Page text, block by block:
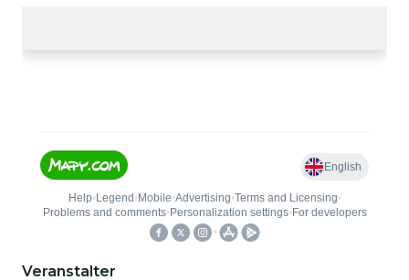
Veranstalter